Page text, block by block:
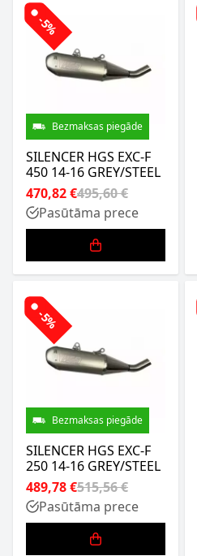
-5%
Bezmaksas piegāde
SILENCER HGS EXC-F
450 14-16 GREY/STEEL
470,82 €495,60 €
Pasūtāma prece
-5%
Bezmaksas piegāde
SILENCER HGS EXC-F
250 14-16 GREY/STEEL
489,78 €515,56 €
Pasūtāma prece